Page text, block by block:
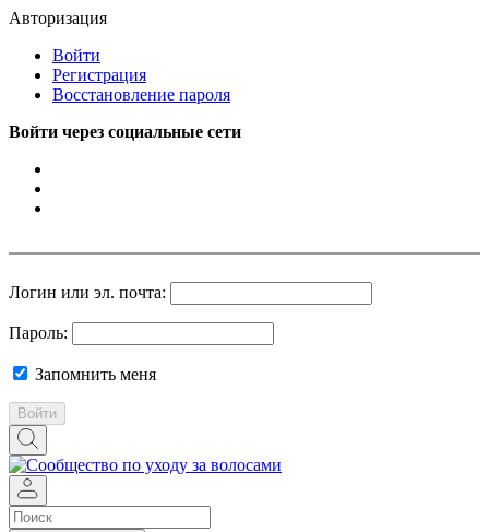
Авторизация
Войти
Регистрация
Восстановление пароля
Войти через социальные сети
Логин или эл. почта:
Пароль:
Запомнить меня
Войти